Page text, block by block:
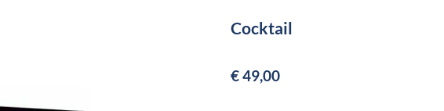
Cocktail
€ 49,00